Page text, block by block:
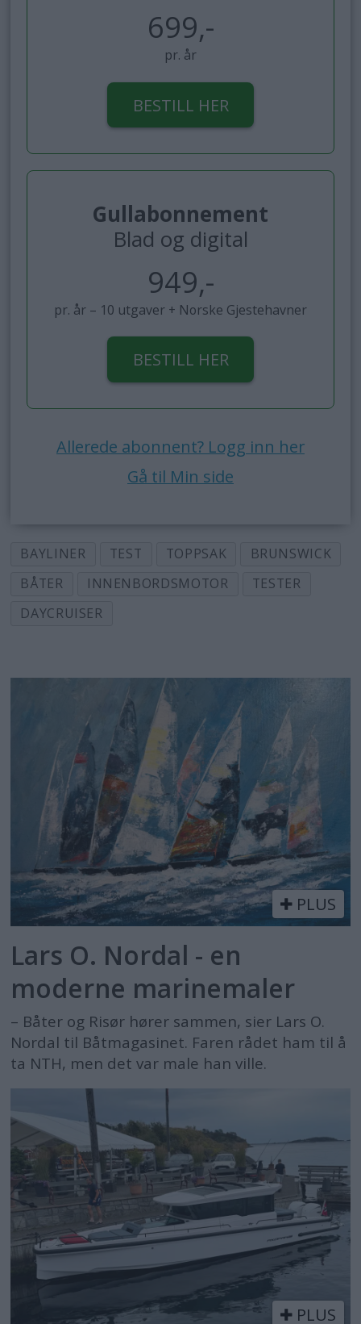
699,-
pr. år
BESTILL HER
Gullabonnement
Blad og digital
949,-
pr. år – 10 utgaver + Norske Gjestehavner
BESTILL HER
Allerede abonnent? Logg inn her
Gå til Min side
BAYLINER TEST TOPPSAK
BRUNSWICK
BÅTER
INNENBORDSMOTOR
TESTER
DAYCRUISER
PLUS
Lars O. Nordal - en
moderne marinemaler
– Båter og Risør hører sammen, sier Lars O.
Nordal til Båtmagasinet. Faren rådet ham til å
ta NTH, men det var male han ville.
PLUS